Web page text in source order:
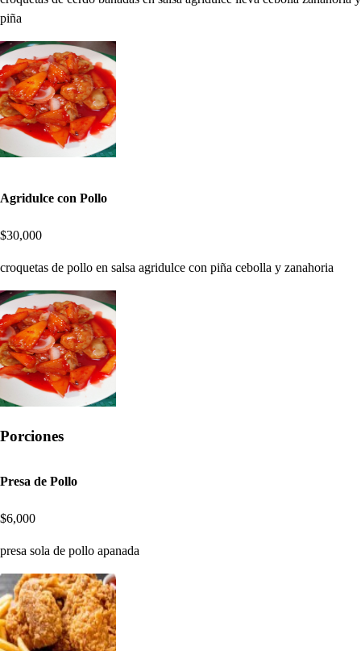
piña
Agridulce con Pollo
$30,000
croquetas de pollo en salsa agridulce con piña cebolla y zanahoria
Porciones
Presa de Pollo
$6,000
presa sola de pollo apanada